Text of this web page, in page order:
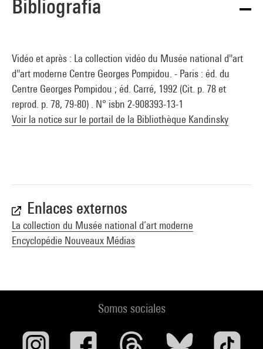
Bibliografía
Vidéo et après : La collection vidéo du Musée national d''art
d''art moderne Centre Georges Pompidou. - Paris : éd. du
Centre Georges Pompidou ; éd. Carré, 1992 (Cit. p. 78 et
reprod. p. 78, 79-80) . N° isbn 2-908393-13-1
Voir la notice sur le portail de la Bibliothèque Kandinsky
Enlaces externos
La collection du Musée national d’art moderne
Encyclopédie Nouveaux Médias
Somos sociales